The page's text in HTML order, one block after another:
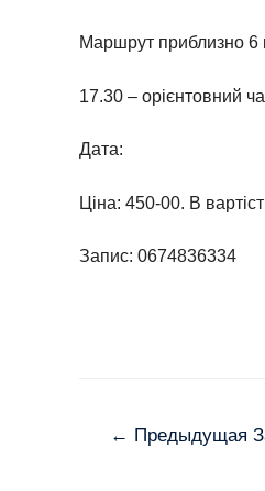
Маршрут приблизно 6
17.30 – орієнтовний
Дата:
Ціна: 450-00. В
Запис: 0674836334
← Предыдущая